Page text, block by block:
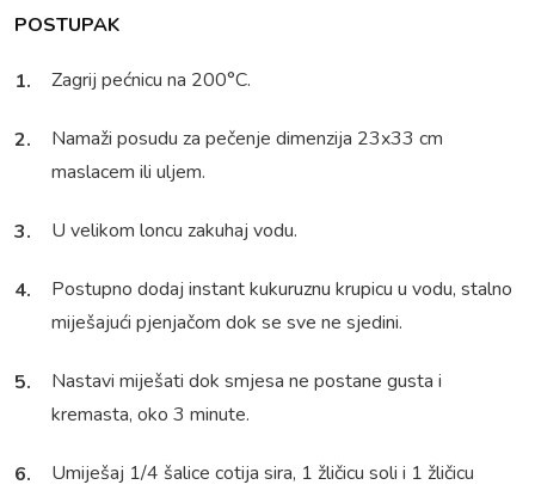
POSTUPAK
Zagrij pećnicu na 200°C.
Namaži posudu za pečenje dimenzija 23x33 cm
maslacem ili uljem.
U velikom loncu zakuhaj vodu.
Postupno dodaj instant kukuruznu krupicu u vodu, stalno
miješajući pjenjačom dok se sve ne sjedini.
Nastavi miješati dok smjesa ne postane gusta i
kremasta, oko 3 minute.
Umiješaj 1/4 šalice cotija sira, 1 žličicu soli i 1 žličicu